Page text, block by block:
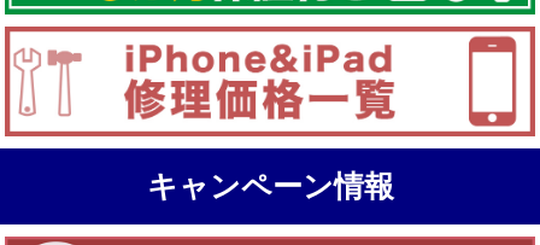
キャンペーン情報